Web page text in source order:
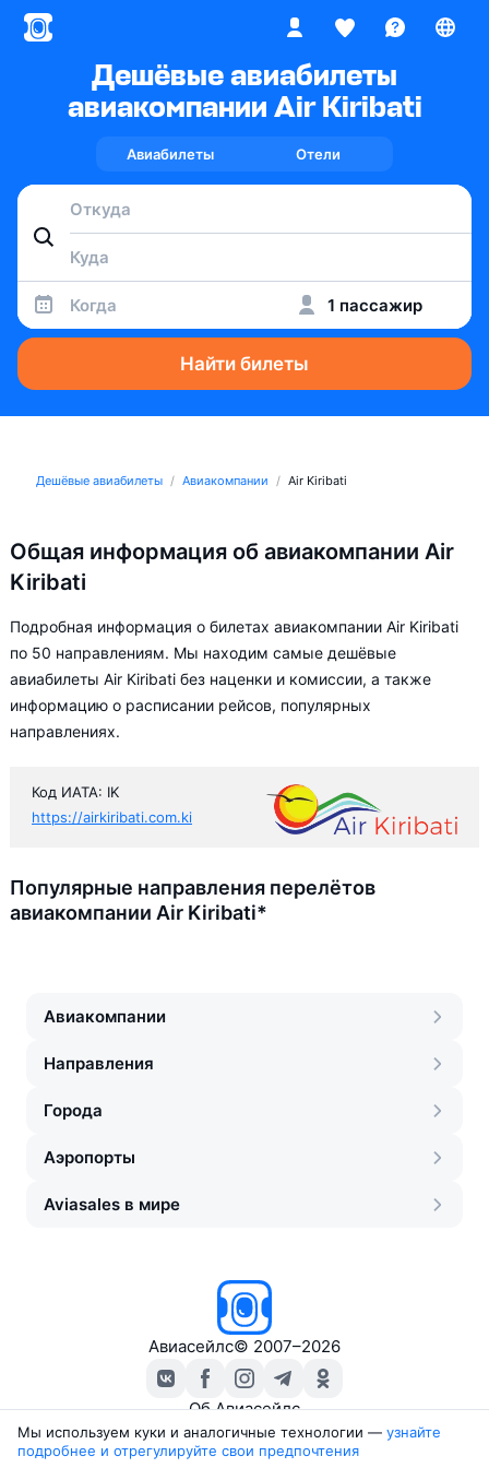
Дешёвые авиабилеты
авиакомпании Air Kiribati
Авиабилеты Отели
Когда 1 пассажир
Найти билеты
Дешёвые авиабилеты Авиакомпании Air Kiribati
Общая информация об авиакомпании Air
Kiribati
Подробная информация о билетах авиакомпании Air Kiribati
по 50 направлениям. Мы находим самые дешёвые
авиабилеты Air Kiribati без наценки и комиссии, а также
информацию о расписании рейсов, популярных
направлениях.
Код ИАТА: IK
https://airkiribati.com.ki
Популярные направления перелётов
авиакомпании Air Kiribati*
Авиакомпании
Направления
Города
Аэропорты
Aviasales в мире
Авиасейлс© 2007–2026
Об Авиасейлс
Пресс‑центр
Travelpayouts
Мы используем куки и аналогичные технологии — узнайте
подробнее и отрегулируйте свои предпочтения